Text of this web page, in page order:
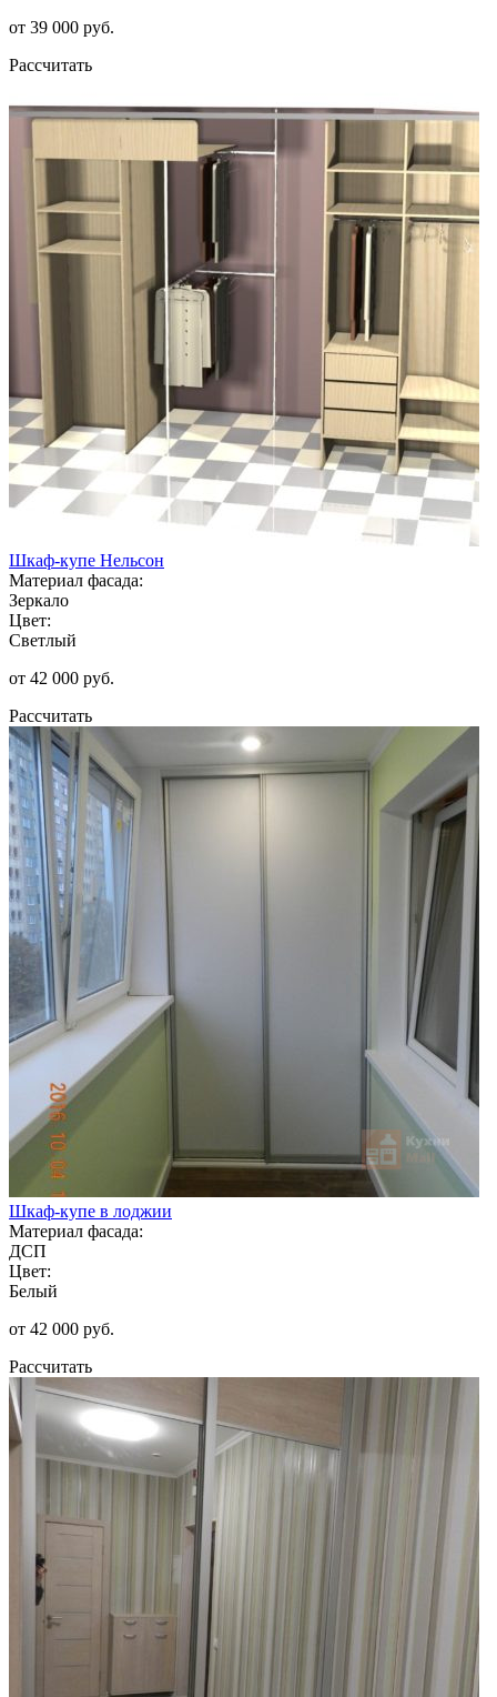
от 39 000 руб.
Рассчитать
Шкаф-купе Нельсон
Материал фасада:
Зеркало
Цвет:
Светлый
от 42 000 руб.
Рассчитать
Шкаф-купе в лоджии
Материал фасада:
ДСП
Цвет:
Белый
от 42 000 руб.
Рассчитать